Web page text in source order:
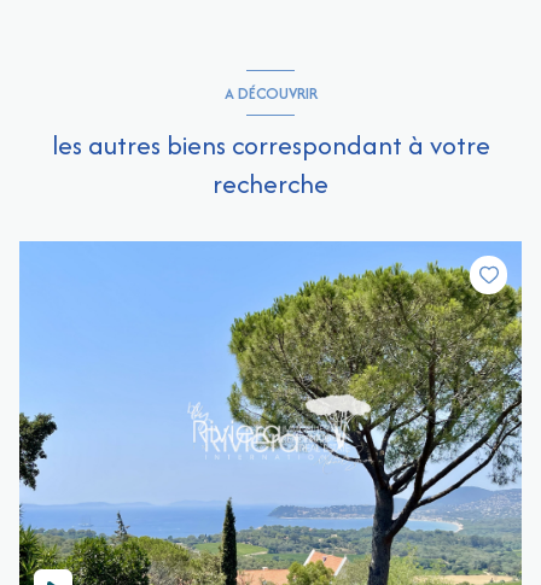
A DÉCOUVRIR
les autres biens correspondant à votre
recherche